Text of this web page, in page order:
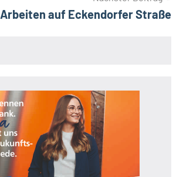
Arbeiten auf Eckendorfer Straße